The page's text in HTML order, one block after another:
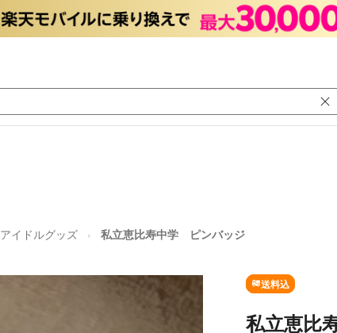
アイドルグッズ 私立恵比寿中学 ピンバッジ
送料込
私立恵比